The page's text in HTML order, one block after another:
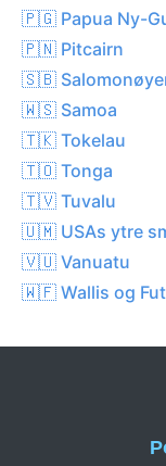
🇵🇬 Papua Ny-
🇵🇳 Pitcairn
🇸🇧
🇼🇸 Samoa
🇹🇰 Tokelau
🇹🇴 Tonga
🇹🇻 Tuvalu
🇺🇲 USAs ytre
🇻🇺 Vanuatu
🇼🇫 Wallis og